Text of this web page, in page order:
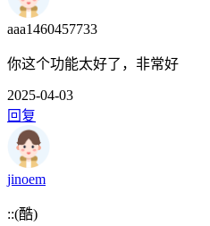
aaa1460457733
你这个功能太好了，非常好
2025-04-03
回复
jinoem
::(酷)